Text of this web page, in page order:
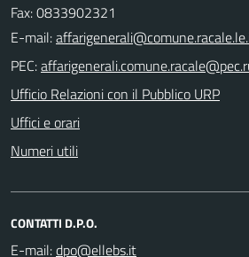
Fax: 0833902321
E-mail:
PEC:
Ufficio Relazioni con il Pubblico URP
Uffici e orari
Numeri utili
CONTATTI D.P.O.
E-mail: